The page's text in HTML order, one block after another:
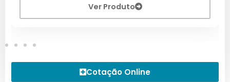
Ver Produto
Cotação Online